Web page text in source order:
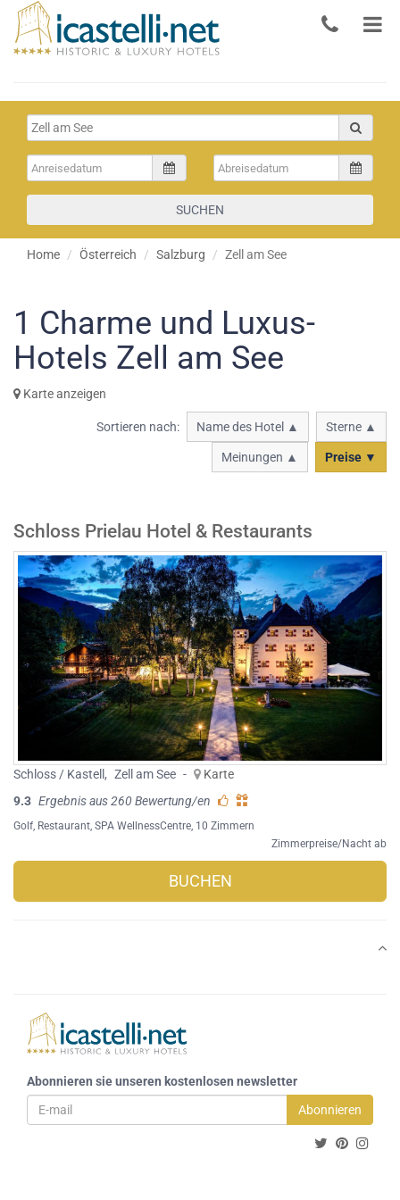
SUCHEN
Home Österreich Salzburg Zell am See
1 Charme und Luxus-
Hotels Zell am See
Karte anzeigen
Sortieren nach: Name des Hotel ▲ Sterne ▲
Meinungen ▲ Preise ▼
Schloss Prielau Hotel & Restaurants
Schloss / Kastell , Zell am See -
Karte
9.3 Ergebnis aus 260 Bewertung/en
Golf Restaurant SPA WellnessCentre , 10 Zimmern
Zimmerpreise/Nacht ab
BUCHEN
Abonnieren sie unseren kostenlosen newsletter
Abonnieren